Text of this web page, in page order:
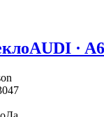
AUDI ·